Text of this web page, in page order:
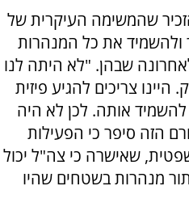
שהמשימה העיקרית של
ולהשמיד את כל המנהרות
שבהן. "לא היתה לנו
צריכים להגיע פיזית
אותה. לכן לא היה
הזה סיפר כי הפעילות
שאישרה כי צה"ל יכול
מנהרות בשטחים שהיו